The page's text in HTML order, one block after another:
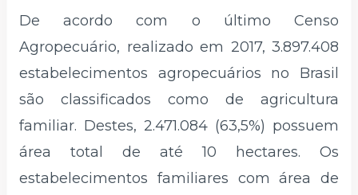
De acordo com o último Censo
Agropecuário, realizado em 2017, 3.897.408
estabelecimentos agropecuários no Brasil
são classificados como de agricultura
familiar. Destes, 2.471.084 (63,5%) possuem
área total de até 10 hectares. Os
estabelecimentos familiares com área de